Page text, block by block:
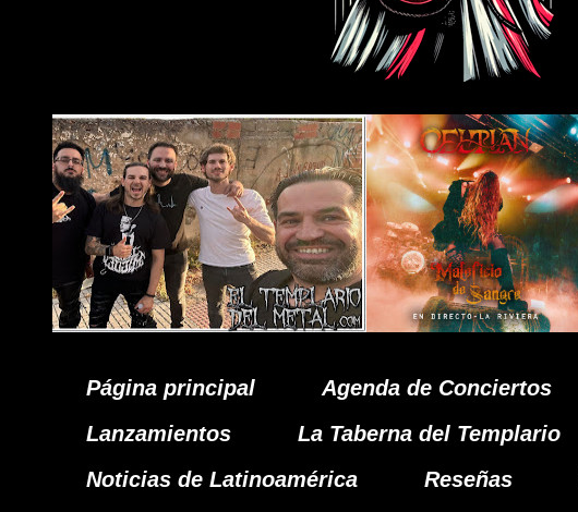
Página principal Agenda de Conciertos
Lanzamientos
La Taberna del Templario
Noticias de Latinoamérica
Reseñas